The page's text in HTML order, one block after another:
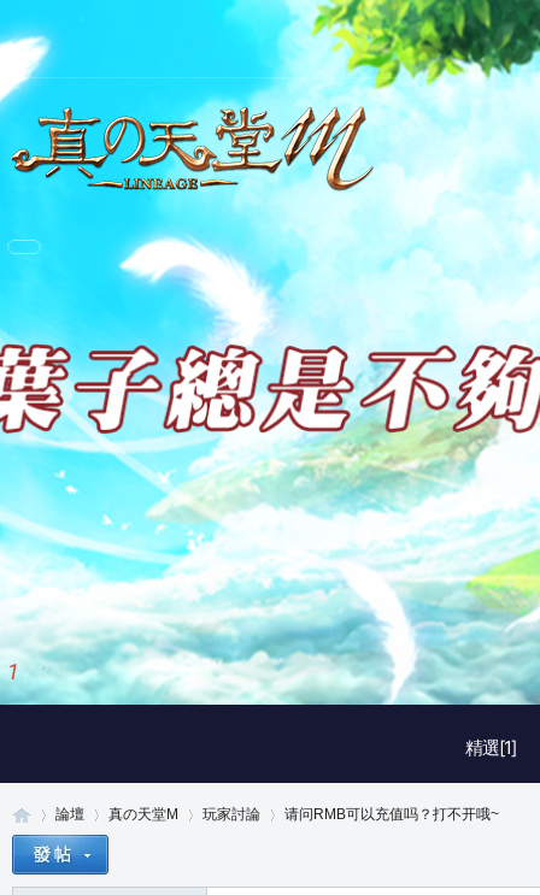
精選[1]
1 / 3
論壇 真の天堂M 玩家討論 请问RMB可以充值吗？打不开哦~